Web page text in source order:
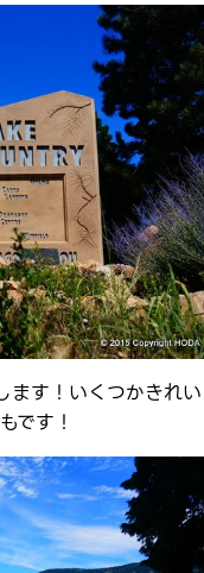
す！いくつかきれい
です！